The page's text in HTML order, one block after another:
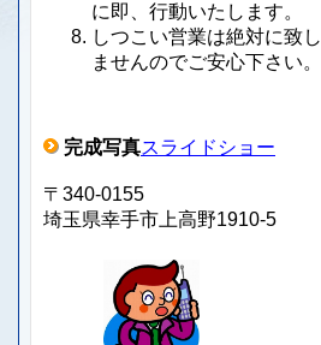
に即、行動いたします。
しつこい営業は絶対に致し
ませんのでご安心下さい。
完成写真スライドショー
〒340-0155
埼玉県幸手市上高野1910-5